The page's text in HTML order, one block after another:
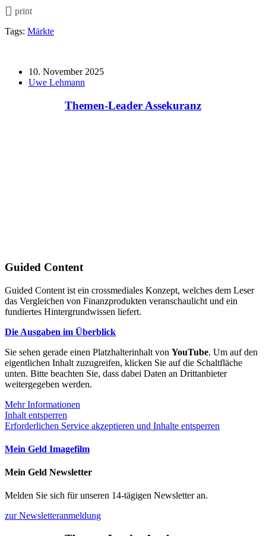
print
Tags: Märkte
10. November 2025
Uwe Lehmann
Themen-Leader Assekuranz
Guided Content
Guided Content ist ein crossmediales Konzept, welches dem Leser
das Vergleichen von Finanzprodukten veranschaulicht und ein
fundiertes Hintergrundwissen liefert.
Die Ausgaben im Überblick
Sie sehen gerade einen Platzhalterinhalt von YouTube. Um auf den
eigentlichen Inhalt zuzugreifen, klicken Sie auf die Schaltfläche
unten. Bitte beachten Sie, dass dabei Daten an Drittanbieter
weitergegeben werden.
Mehr Informationen
Inhalt entsperren
Erforderlichen Service akzeptieren und Inhalte entsperren
Mein Geld Imagefilm
Mein Geld Newsletter
Melden Sie sich für unseren 14-tägigen Newsletter an.
zur Newsletteranmeldung